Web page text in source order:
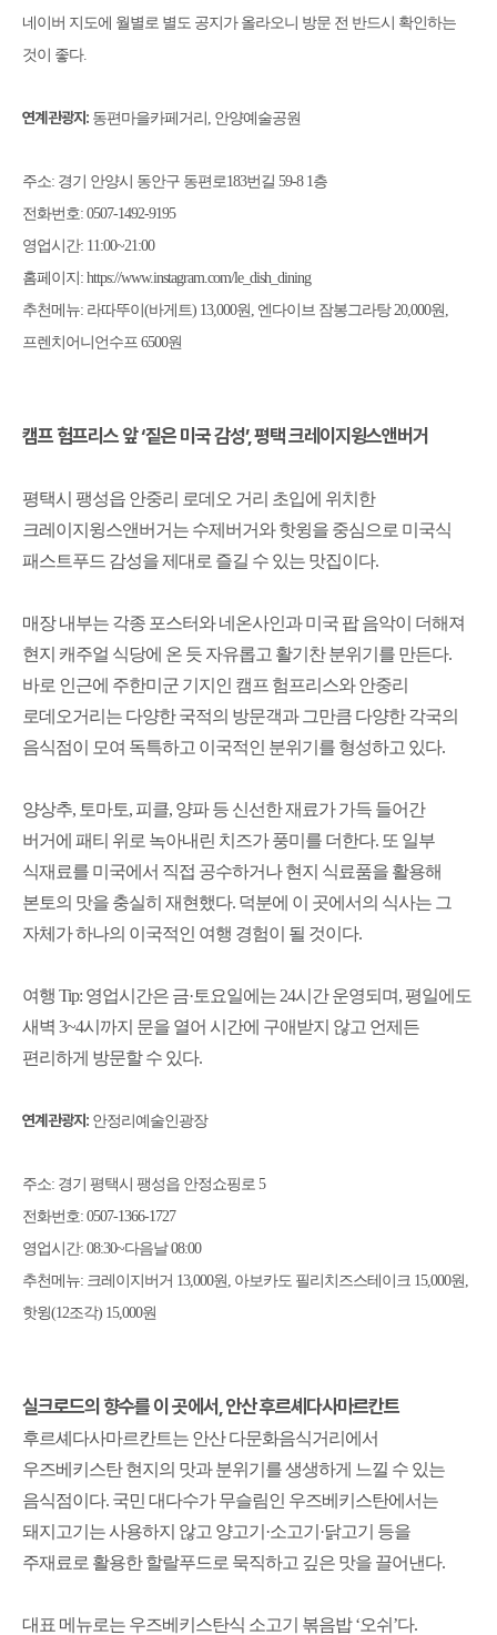
네이버 지도에 월별로 별도 공지가 올라오니 방문 전 반드시 확인하는
것이 좋다.
연계 관광지: 동편마을카페거리 , 안양예술공원
주소: 경기 안양시 동안구 동편로183번길 59-8 1층
전화번호: 0507-1492-9195
영업시간: 11:00~21:00
홈페이지 : https://www.instagram.com/le_dish_dining
추천메뉴: 라따뚜이 (바게트) 13,000원, 엔다이브 잠봉그라탕20,000원,
프렌치어니언수프 6500원
캠프 험프리스 앞‘짙은 미국 감성’,평택 크레이지윙스앤버거
평택시 팽성읍 안중리 로데오 거리 초입에 위치한
크레이지윙스앤버거는 수제버거와 핫윙을 중심으로 미국식
패스트푸드 감성을 제대로 즐길 수 있는 맛집이다.
매장 내부는 각종 포스터와 네온사인과 미국 팝 음악이 더해져
현지 캐주얼 식당에 온 듯 자유롭고 활기찬 분위기를 만든다.
바로 인근에 주한미군 기지인 캠프 험프리스와 안중리
로데오거리는 다양한 국적의 방문객과 그만큼 다양한 각국의
음식점이 모여 독특하고 이국적인 분위기를 형성하고 있다.
양상추, 토마토, 피클, 양파 등 신선한 재료가 가득 들어간
버거에 패티 위로 녹아내린 치즈가 풍미를 더한다. 또 일부
식재료를 미국에서 직접 공수하거나 현지 식료품을 활용해
본토의 맛을 충실히 재현했다. 덕분에 이 곳에서의 식사는 그
자체가 하나의 이국적인 여행 경험이 될 것이다.
여행 Tip: 영업시간은 금·토요일에는 24시간 운영되며, 평일에도
새벽 3~4시까지 문을 열어 시간에 구애받지 않고 언제든
편리하게 방문할 수 있다.
연계 관광지: 안정리예술인광장
주소: 경기 평택시 팽성읍 안정쇼핑로 5
전화번호: 0507-1366-1727
영업시간: 08:30~다음날08:00
추천메뉴: 크레이지버거 13,000원, 아보카도 필리치즈스테이크 15,000원,
핫윙(12조각) 15,000원
실크로드의 향수를 이 곳에서 ,안산 후르셰다사마르칸트
후르셰다사마르칸트는 안산 다문화음식거리에서
우즈베키스탄 현지의 맛과 분위기를 생생하게 느낄 수 있는
음식점이다. 국민 대다수가 무슬림인 우즈베키스탄에서는
돼지고기는 사용하지 않고 양고기 ·소고기 ·닭고기 등을
주재료로 활용한 할랄푸드로 묵직하고 깊은 맛을 끌어낸다.
대표 메뉴로는 우즈베키스탄식 소고기 볶음밥‘오쉬 ’다.